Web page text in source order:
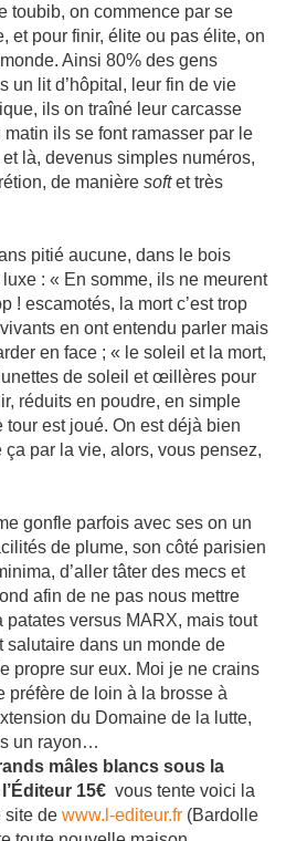
toubib, on commence par se
et pour finir, élite ou pas élite, on
Ainsi 80% des gens
un lit d’hôpital, leur fin de vie
ils on traîné leur carcasse
ils se font ramasser par le
là, devenus simples numéros,
de manière softet très
pitié aucune, dans le bois
: « En somme, ils ne meurent
! escamotés, la mort c’est trop
en ont entendu parler mais
en face ; « le soleil et la mort,
de soleil et œillères pour
réduits en poudre, en simple
tour est joué. On est déjà bien
par la vie, alors, vous pensez,
gonfle parfois avec ses on un
de plume, son côté parisien
d’aller tâter des mecs et
afin de ne pas nous mettre
patates versus MARX, mais tout
salutaire dans un monde de
propre sur eux. Moi je ne crains
préfère de loin à la brosse à
du Domaine de la lutte,
un rayon…
mâles blancs sous la
15€ vous tente voici la
site de www.l-editeur.fr (Bardolle